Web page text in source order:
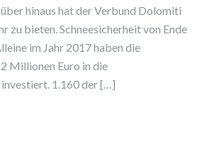
hinaus hat der Verbund Dolomiti
zu bieten. Schneesicherheit von Ende
im Jahr 2017 haben die
Millionen Euro in die
investiert. 1.160 der […]